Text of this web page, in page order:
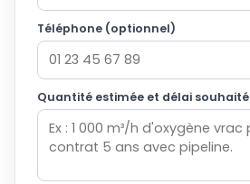
Téléphone (optionnel)
Quantité estimée et délai souhaité